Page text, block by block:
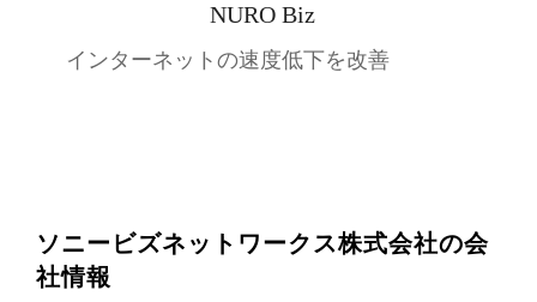
NURO Biz
インターネットの速度低下を改善
ソニービズネットワークス株式会社の会
社情報